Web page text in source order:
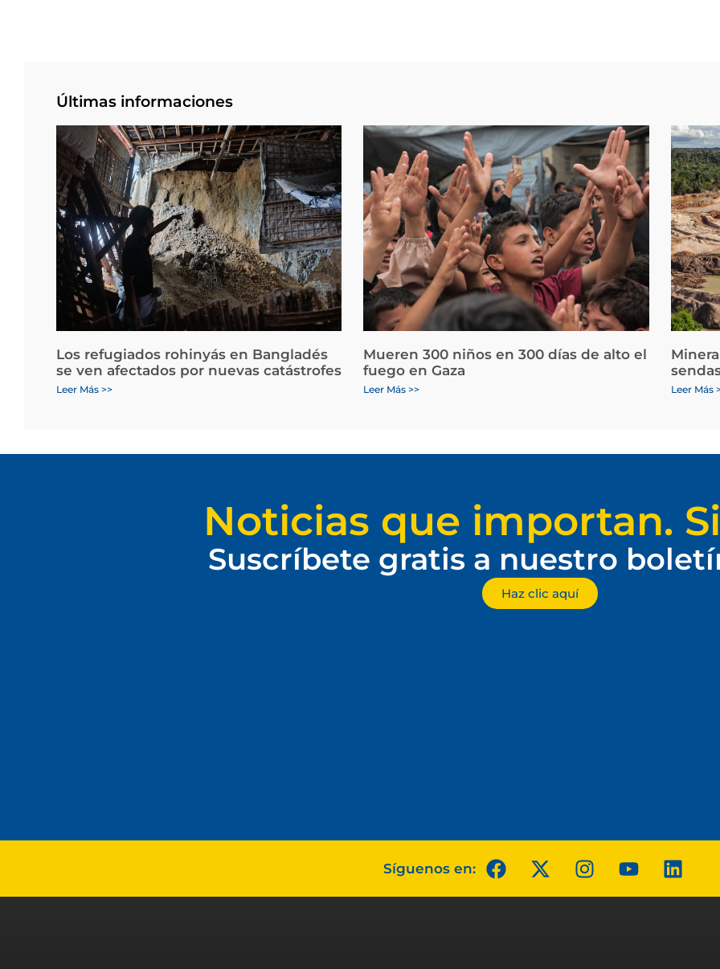
Últimas informaciones
Los refugiados rohinyás en Bangladés
se ven afectados por nuevas catástrofes
Leer Más >>
Mueren 300 niños en 300 días de alto el
fuego en Gaza
Leer Más >> Leer Más
Noticias que importan.
Suscríbete gratis a nuestro
Haz clic aquí
Síguenos en: